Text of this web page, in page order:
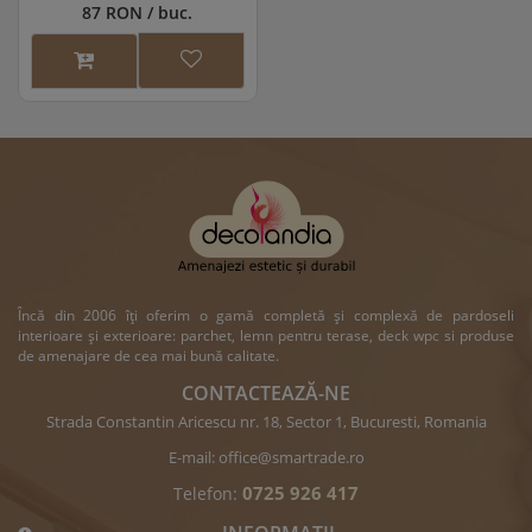
87 RON / buc.
Încă din 2006 îți oferim o gamă completă și complexă de pardoseli
interioare și exterioare: parchet, lemn pentru terase, deck wpc si produse
de amenajare de cea mai bună calitate.
CONTACTEAZĂ-NE
Strada Constantin Aricescu nr. 18, Sector 1, Bucuresti, Romania
E-mail: office@smartrade.ro
Telefon: 0725 926 417